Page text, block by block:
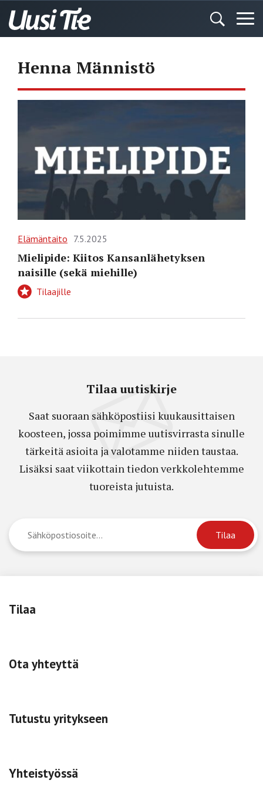
Henna Männistö
Elämäntaito 7.5.2025
Mielipide: Kiitos Kansanlähetyksen
naisille (sekä miehille)
Tilaajille
Tilaa uutiskirje
Saat suoraan sähköpostiisi kuukausittaisen
koosteen, jossa poimimme uutisvirrasta sinulle
tärkeitä asioita ja valotamme niiden taustaa.
Lisäksi saat viikottain tiedon verkkolehtemme
tuoreista jutuista.
Tilaa
Ota yhteyttä
Tutustu yritykseen
Yhteistyössä